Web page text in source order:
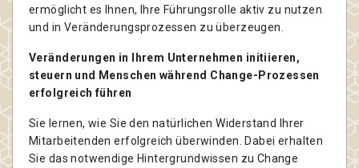
ermöglicht es Ihnen, Ihre Führungsrolle aktiv zu nutzen
und in Veränderungsprozessen zu überzeugen.
Veränderungen in Ihrem Unternehmen initiieren,
steuern und Menschen während Change-Prozessen
erfolgreich führen
Sie lernen, wie Sie den natürlichen Widerstand Ihrer
Mitarbeitenden erfolgreich überwinden. Dabei erhalten
Sie das notwendige Hintergrundwissen zu Change